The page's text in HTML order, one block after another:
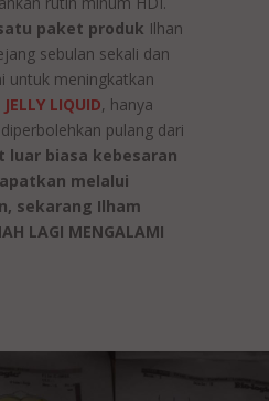
paket produk Ilhan
sebulan sekali dan
untuk meningkatkan
LIQUID, hanya
pulang dari
luar biasa kebesaran
melalui
sekarang Ilham
LAGI MENGALAMI